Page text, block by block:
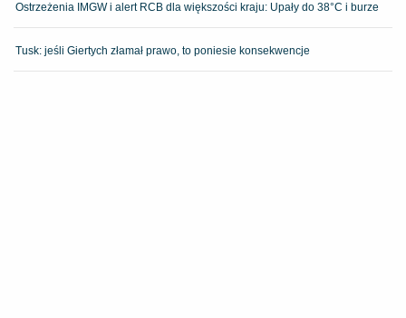
Ostrzeżenia IMGW i alert RCB dla większości kraju: Upały do 38°C i burze
Tusk: jeśli Giertych złamał prawo, to poniesie konsekwencje